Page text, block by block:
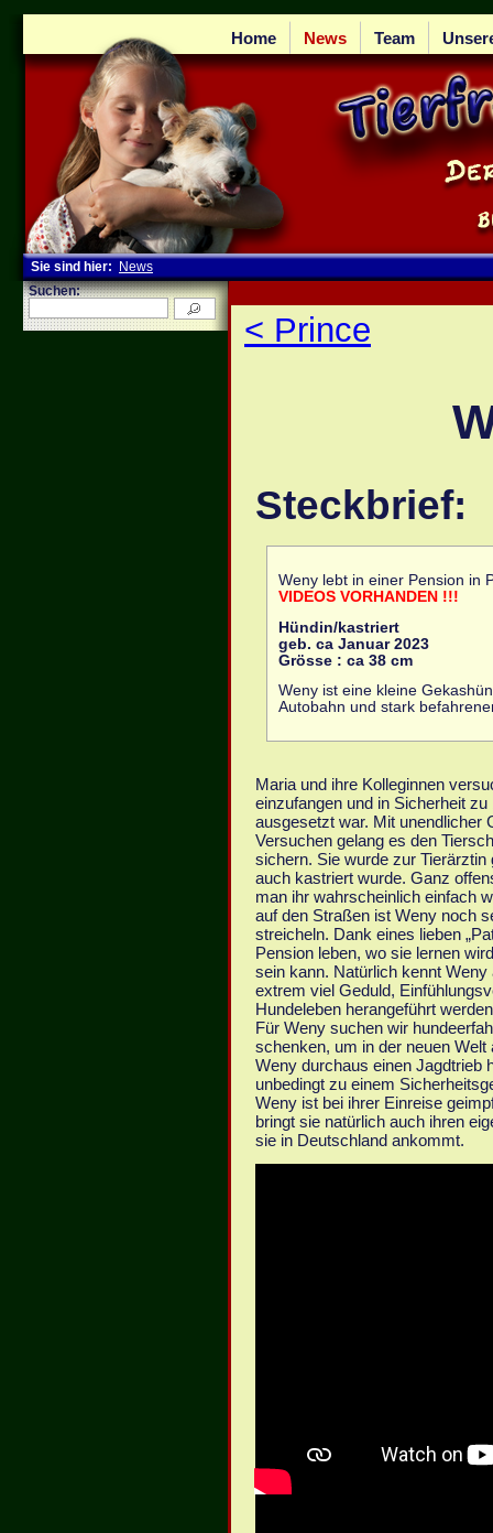
Home News Team
Sie sind hier:
News
Suchen:
< Prince
Steckbrief:
Weny lebt in einer Pension in
VIDEOS VORHANDEN !!!
Hündin/kastriert
geb. ca Januar 2023
Grösse : ca 38 cm
Weny ist eine kleine
Autobahn und stark
Maria und ihre Kolleginnen
einzufangen und in Sicherheit
ausgesetzt war. Mit unendlicher
Versuchen gelang es den
sichern. Sie wurde zur
auch kastriert wurde. Ganz
man ihr wahrscheinlich einfach
auf den Straßen ist Weny noch
streicheln. Dank eines lieben
Pension leben, wo sie lernen
sein kann. Natürlich kennt
extrem viel Geduld,
Hundeleben herangeführt
Für Weny suchen wir
schenken, um in der neuen
Weny durchaus einen Jagdtrieb
unbedingt zu einem
Weny ist bei ihrer Einreise
bringt sie natürlich auch ihren
sie in Deutschland ankommt.